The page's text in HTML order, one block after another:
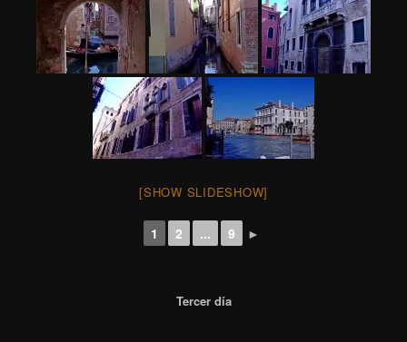
[SHOW SLIDESHOW]
1 2 ... 9 ►
Tercer día